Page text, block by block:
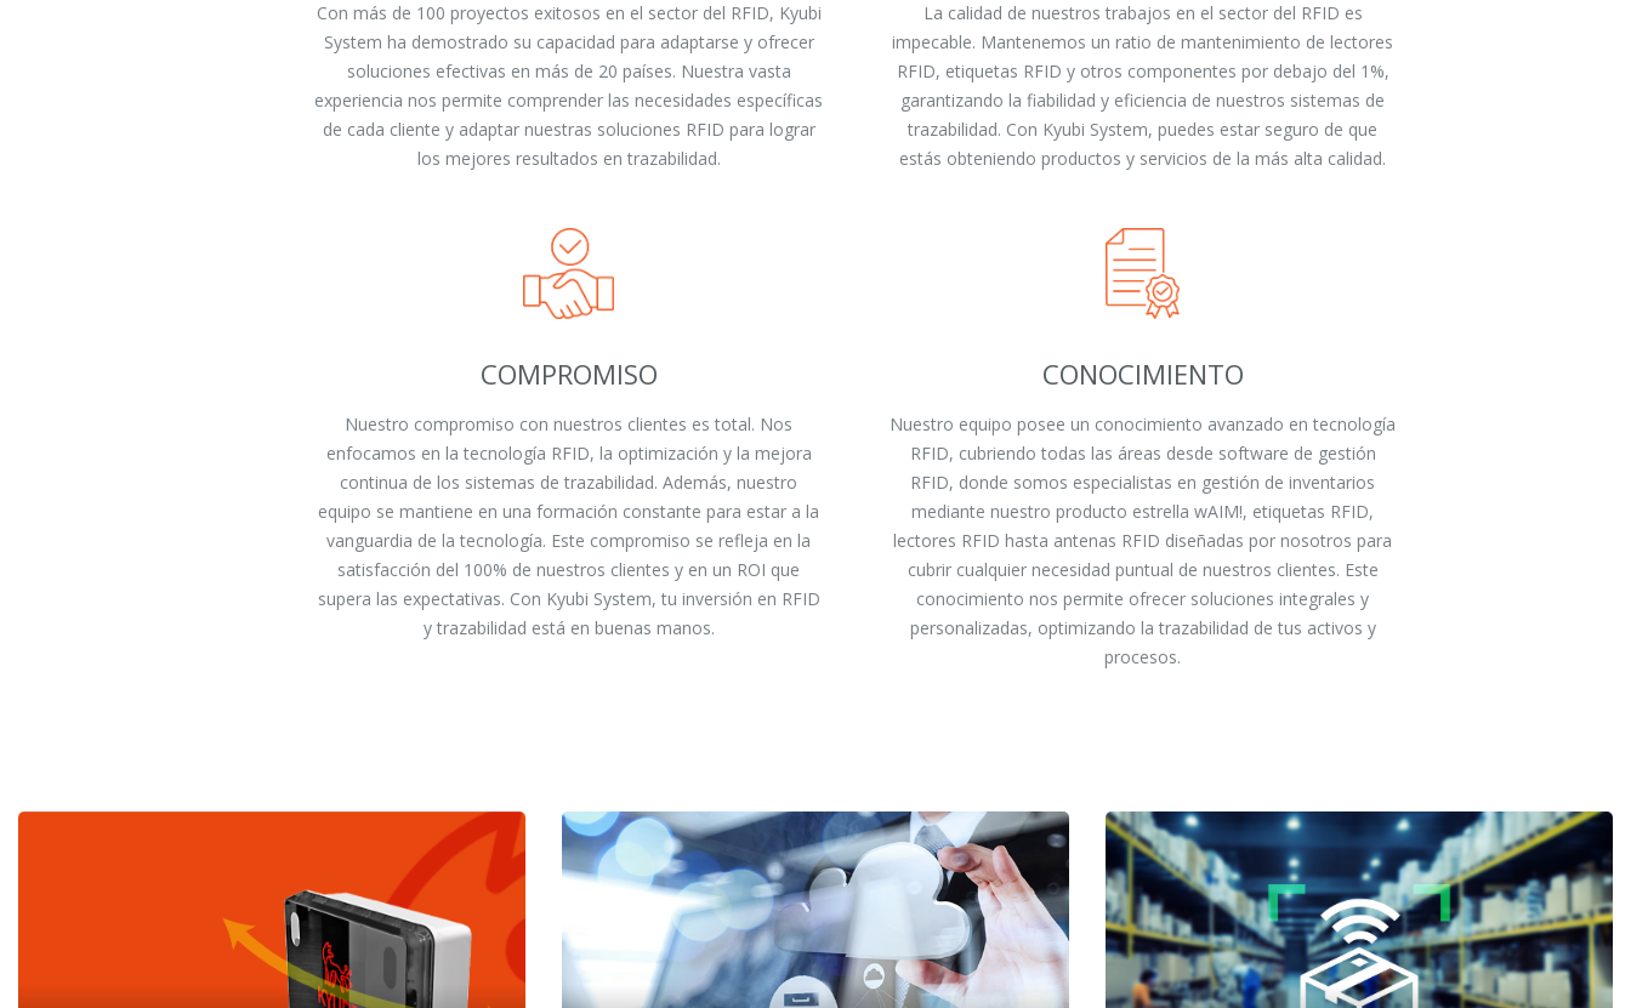
Con más de 100 proyectos exitosos en el sector del RFID, Kyubi
System ha demostrado su capacidad para adaptarse y ofrecer
soluciones efectivas en más de 20 países. Nuestra vasta
experiencia nos permite comprender las necesidades específicas
de cada cliente y adaptar nuestras soluciones RFID para lograr
los mejores resultados en trazabilidad.
La calidad de nuestros trabajos en el sector del RFID es
impecable. Mantenemos un ratio de mantenimiento de lectores
RFID, etiquetas RFID y otros componentes por debajo del 1%,
garantizando la fiabilidad y eficiencia de nuestros sistemas de
trazabilidad. Con Kyubi System, puedes estar seguro de que
estás obteniendo productos y servicios de la más alta calidad.
COMPROMISO
Nuestro compromiso con nuestros clientes es total. Nos
enfocamos en la tecnología RFID, la optimización y la mejora
continua de los sistemas de trazabilidad. Además, nuestro
equipo se mantiene en una formación constante para estar a la
vanguardia de la tecnología. Este compromiso se refleja en la
satisfacción del 100% de nuestros clientes y en un ROI que
supera las expectativas. Con Kyubi System, tu inversión en RFID
y trazabilidad está en buenas manos.
CONOCIMIENTO
Nuestro equipo posee un conocimiento avanzado en tecnología
RFID, cubriendo todas las áreas desde software de gestión
RFID, donde somos especialistas en gestión de inventarios
mediante nuestro producto estrella wAIM!, etiquetas RFID,
lectores RFID hasta antenas RFID diseñadas por nosotros para
cubrir cualquier necesidad puntual de nuestros clientes. Este
conocimiento nos permite ofrecer soluciones integrales y
personalizadas, optimizando la trazabilidad de tus activos y
procesos.